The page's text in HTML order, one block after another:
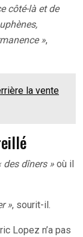
côté-là et de
»,
la vente
des dîners » où il
», sourit-il.
Lopez n’a pas